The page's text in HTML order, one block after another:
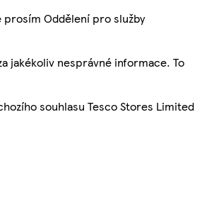
prosím Oddělení pro služby
jakékoliv nesprávné informace. To
souhlasu Tesco Stores Limited